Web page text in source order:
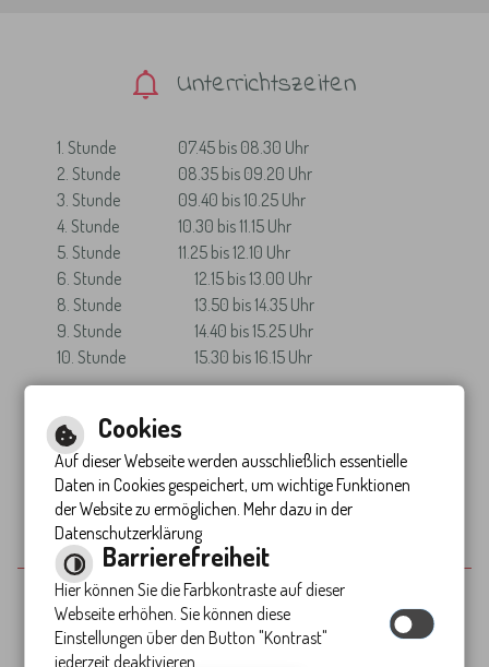
Unterrichtszeiten
1. Stunde
07.45 bis 08.30 Uhr
2. Stunde
08.35 bis 09.20 Uhr
3. Stunde
09.40 bis 10.25 Uhr
4. Stunde
10.30 bis 11.15 Uhr
5. Stunde
11.25 bis 12.10 Uhr
6. Stunde
12.15 bis 13.00 Uhr
8. Stunde
13.50 bis 14.35 Uhr
9. Stunde
14.40 bis 15.25 Uhr
10. Stunde
15.30 bis 16.15 Uhr
Zu den Ferienzeiten
Inhalt
Impressum
Datenschutzerklärung
Cookies
Auf dieser Webseite werden ausschließlich essentielle
Daten in Cookies gespeichert, um wichtige Funktionen
der Website zu ermöglichen. Mehr dazu in der
Datenschutzerklärung
Barrierefreiheit
Hier können Sie die Farbkontraste auf dieser
Webseite erhöhen. Sie können diese
Einstellungen über den Button "Kontrast"
jederzeit deaktivieren.